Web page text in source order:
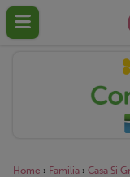
Home › Familia › Casa Si